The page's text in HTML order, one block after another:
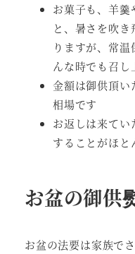
お菓子も、羊羹
と、暑さを吹
りますが、常
んな時でも召
金額は御供頂い
相場です
お返しは来てい
することがほと
お盆の御供
お盆の法要は家族で